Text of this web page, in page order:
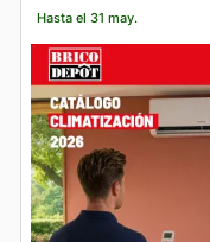
Hasta el 31 may.